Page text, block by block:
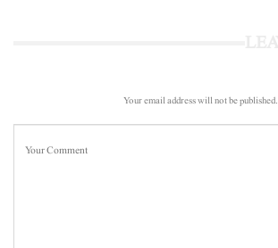
Your email address will not be published.